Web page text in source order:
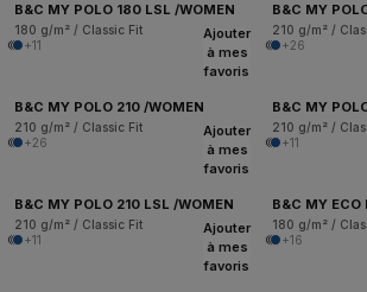
B&C MY POLO 180 LSL /WOMEN
180 g/m² / Classic Fit
+11
B&C MY
210 g/m² /
+26
Ajouter
à mes
favoris
B&C MY POLO 210 /WOMEN
210 g/m² / Classic Fit
+26
B&C MY
210 g/m² /
+11
Ajouter
à mes
favoris
B&C MY POLO 210 LSL /WOMEN
210 g/m² / Classic Fit
+11
B&C MY
180 g/m² /
+16
Ajouter
à mes
favoris